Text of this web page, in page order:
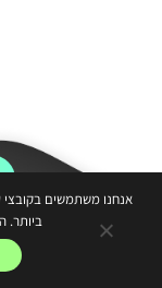
משתלם
ביותר.